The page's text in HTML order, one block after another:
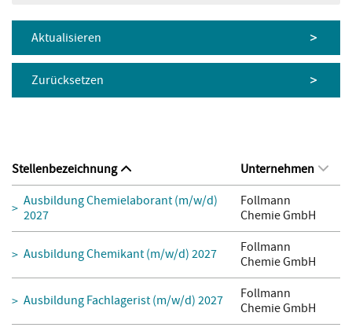
Aktualisieren
Zurücksetzen
Stellenbezeichnung
Unternehmen
Ausbildung Chemielaborant (m/w/d)
2027
Follmann
Chemie GmbH
Ausbildung Chemikant (m/w/d) 2027
Follmann
Chemie GmbH
Ausbildung Fachlagerist (m/w/d) 2027
Follmann
Chemie GmbH